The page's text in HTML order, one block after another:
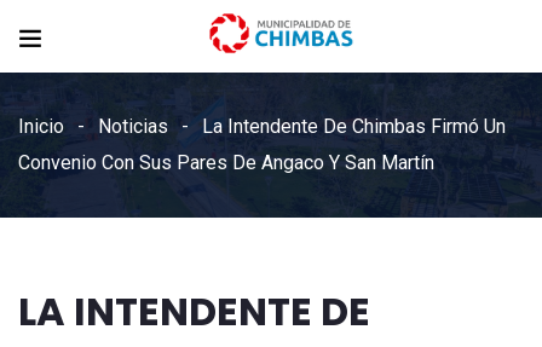
Inicio Noticias
La Intendente De Chimbas Firmó Un
Convenio Con Sus Pares De Angaco Y San Martín
LA INTENDENTE DE